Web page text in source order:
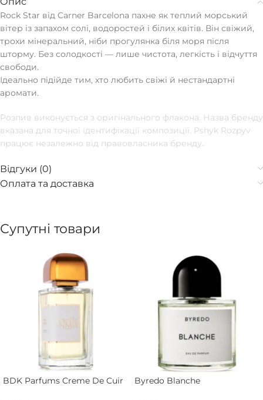
Rock Star від Carner Barcelona пахне як теплий морський
вітер із запахом солі, водоростей і білих квітів. Він свіжий,
трохи мінеральний, ніби прогулянка біля моря після
шторму. Без солодкості — лише чистота, легкість і відчуття
свободи.
Ідеально підійде тим, хто любить свіжі й нестандартні
аромати.
Розпив виконується з оригінального флакона. Назва бренду
вказана для точної ідентифікації композиції. Pshyk Rozpyv
працює незалежно від правовласника бренду.
Відгуки (0)
Оплата та доставка
Супутні товари
BDK Parfums Creme De Cuir Byredo Blanche